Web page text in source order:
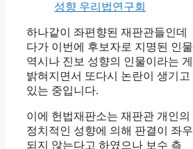
성향 우리법연구회
하나같이 좌편향된 재판관들인데
다가 이번에 후보자로 지명된 인물
역시나 진보 성향의 인물이라는 게
밝혀지면서 또다시 논란이 생기고
있는 중입니다.
이에 헌법재판소는 재판관 개인의
정치적인 성향에 의해 판결이 좌우
되지 않는다고 하였으나 보수 측